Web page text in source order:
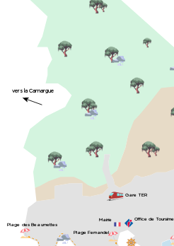
Gare TER
Office de Toursime
Plage des Beaumettes
Mairie
Plage Fernandel
vers la Camargue